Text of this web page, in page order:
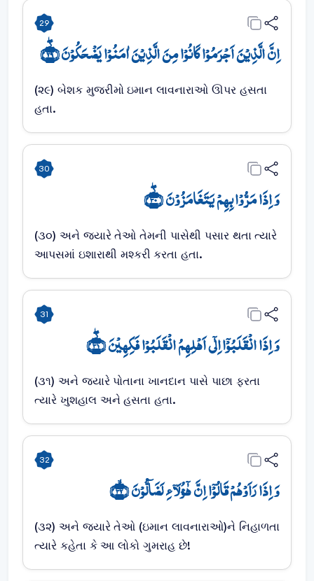
29
اِنَّ الَّذِیۡنَ اَجۡرَمُوۡا کَانُوۡا مِنَ الَّذِیۡنَ اٰمَنُوۡا یَضۡحَکُوۡنَ ﴿۫ۖ۲۹﴾
(૨૯) બેશક મુજરીમો ઇમાન લાવનારાઓ ઊપર હસતા
હતા.
30
وَ اِذَا مَرُّوۡا بِہِمۡ یَتَغَامَزُوۡنَ ﴿۫ۖ۳۰﴾
(૩૦) અને જ્યારે તેઓ તેમની પાસેથી પસાર થતા ત્યારે
આપસમાં ઇશારાથી મશ્કરી કરતા હતા.
31
وَ اِذَا انۡقَلَبُوۡۤا اِلٰۤی اَہۡلِہِمُ انۡقَلَبُوۡا فَکِہِیۡنَ ﴿۫ۖ۳۱﴾
(૩૧) અને જ્યારે પોતાના ખાનદાન પાસે પાછા ફરતા
ત્યારે ખુશહાલ અને હસતા હતા.
32
وَ اِذَا رَاَوۡہُمۡ قَالُوۡۤا اِنَّ ہٰۤؤُلَآءِ لَضَآلُّوۡنَ ﴿ۙ۳۲﴾
(૩૨) અને જ્યારે તેઓ (ઇમાન લાવનારાઓ)ને નિહાળતા
ત્યારે કહેતા કે આ લોકો ગુમરાહ છે!